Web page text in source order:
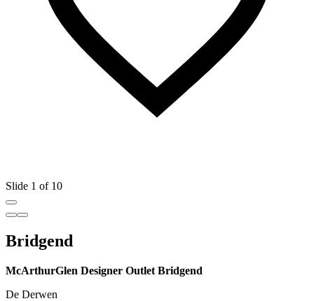
Slide 1 of 10
Bridgend
McArthurGlen Designer Outlet Bridgend
De Derwen